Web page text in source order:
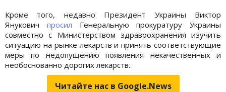
Кроме того, недавно Президент Украины Виктор
Янукович просил Генеральную прокуратуру Украины
совместно с Министерством здравоохранения изучить
ситуацию на рынке лекарств и принять соответствующие
меры по недопущению появления некачественных и
необоснованно дорогих лекарств.
Читайте нас в Google.News